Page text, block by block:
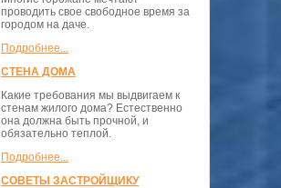
проводить свое свободное время за
городом на даче.
Подробнее...
СТЕНА ДОМА
Какие требования мы выдвигаем к
стенам жилого дома? Естественно
она должна быть прочной, и
обязательно теплой.
Подробнее...
СОВЕТЫ ЗАСТРОЙЩИКУ